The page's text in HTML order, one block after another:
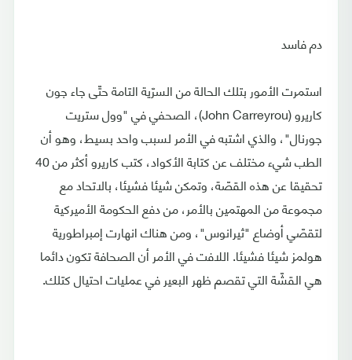
دم فاسد
استمرت الأمور بتلك الحالة من السرّية التامة حتّى جاء جون
كاريرو (John Carreyrou)، الصحفي في "وول ستريت
جورنال"، والذي اشتبه في الأمر لسبب واحد بسيط، وهو أن
الطب شيء مختلف عن كتابة الأكواد، كتب كاريرو أكثر من 40
تحقيقا عن هذه القصّة، وتمكن شيئا فشيئا، بالاتحاد مع
مجموعة من المهتمين بالأمر، من دفع الحكومة الأميركية
لتقصّي أوضاع "ثيرانوس"، ومن هناك انهارت إمبراطورية
هولمز شيئا فشيئا. اللافت في الأمر أن الصحافة تكون دائما
هي القشّة التي تقصم ظهر البعير في عمليات احتيال كتلك.